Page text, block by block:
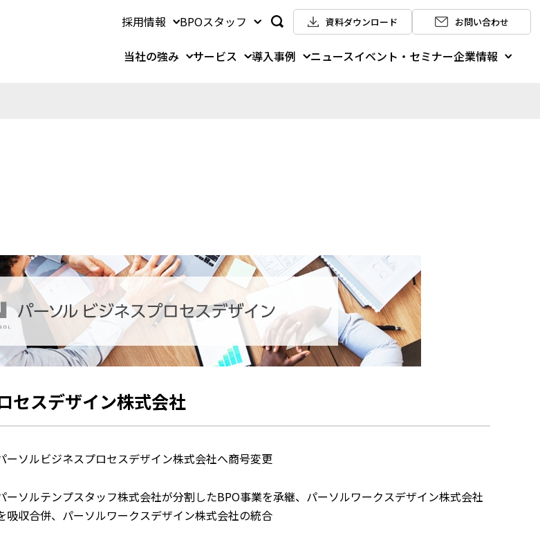
採用情報 BPOスタッフ 資料ダウンロード お問い合わせ
当社の強み サービス 導入事例 ニュースイベント・セミナー企業情報
セスデザイン株式会社
ーソルビジネスプロセスデザイン株式会社へ商号変更
ーソルテンプスタッフ株式会社が分割したBPO事業を承継、パーソルワークスデザイン株式会社
吸収合併、パーソルワークスデザイン株式会社の統合